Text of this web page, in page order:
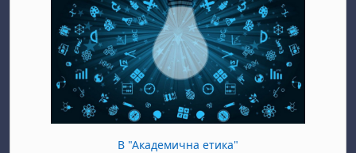
В "Академична етика"